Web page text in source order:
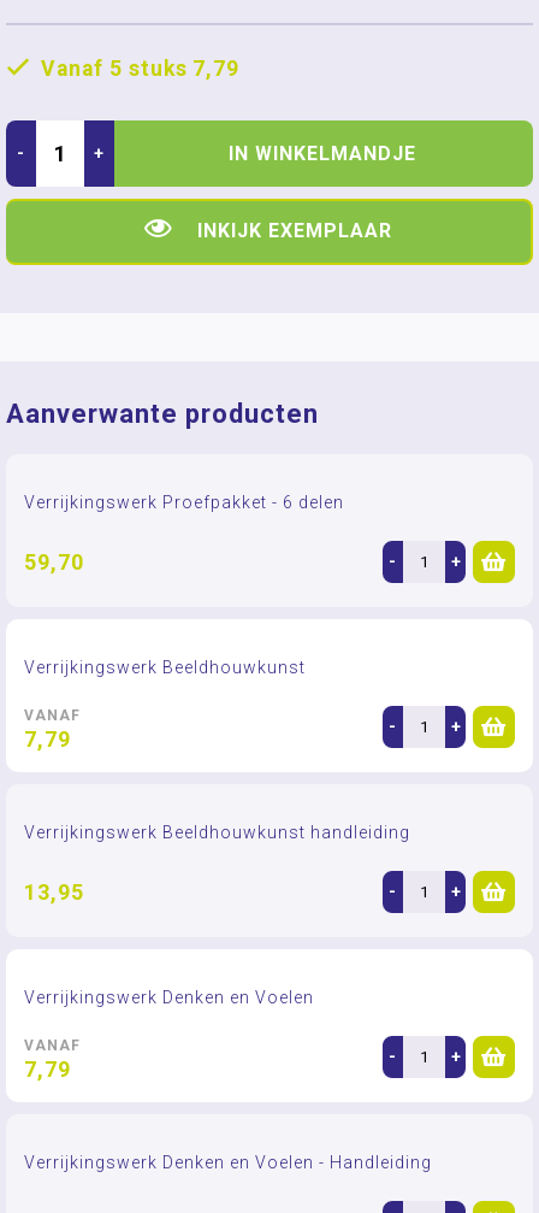
Vanaf 5 stuks 7,79
- + IN WINKELMANDJE
INKIJK EXEMPLAAR
Aanverwante producten
Verrijkingswerk Proefpakket - 6 delen
59,70 - +
Verrijkingswerk Beeldhouwkunst
VANAF
7,79 - +
Verrijkingswerk Beeldhouwkunst handleiding
13,95 - +
Verrijkingswerk Denken en Voelen
VANAF
7,79 - +
Verrijkingswerk Denken en Voelen - Handleiding